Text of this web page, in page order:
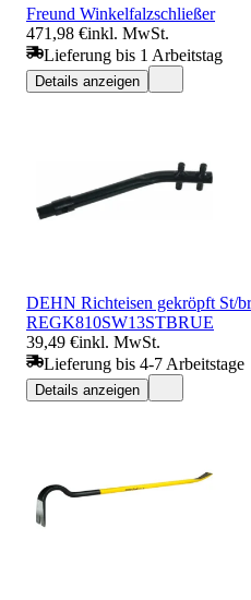
Freund Winkelfalzschließer
471,98 €inkl. MwSt.
Lieferung bis 1 Arbeitstag
Details anzeigen
DEHN Richteisen gekröpft St/
REGK810SW13STBRUE
39,49 €inkl. MwSt.
Lieferung bis 4-7 Arbeitstage
Details anzeigen